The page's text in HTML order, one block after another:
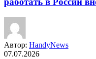
Автор: HandyNews
07.07.2026